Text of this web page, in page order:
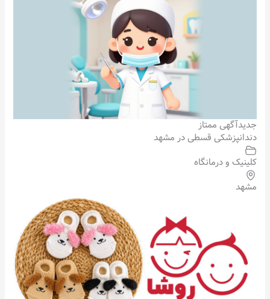
جدیدآگهی ممتاز
دندانپزشکی قسطی در مشهد
کلینیک و درمانگاه
مشهد